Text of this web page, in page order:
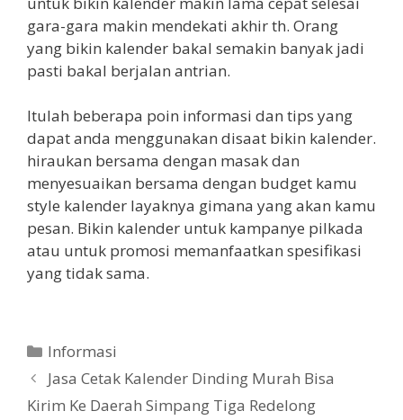
gara-gara makin mendekati akhir th. Orang
yang bikin kalender bakal semakin banyak jadi
pasti bakal berjalan antrian.
Itulah beberapa poin informasi dan tips yang
dapat anda menggunakan disaat bikin kalender.
hiraukan bersama dengan masak dan
menyesuaikan bersama dengan budget kamu
style kalender layaknya gimana yang akan kamu
pesan. Bikin kalender untuk kampanye pilkada
atau untuk promosi memanfaatkan spesifikasi
yang tidak sama.
Categories
Informasi
Jasa Cetak Kalender Dinding Murah Bisa
Kirim Ke Daerah Simpang Tiga Redelong